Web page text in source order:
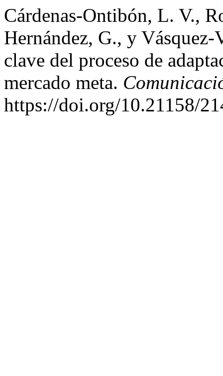
Cárdenas-Ontibón, L. V.,
Hernández, G., y
clave del proceso de
mercado meta.
https://doi.org/10.21158/